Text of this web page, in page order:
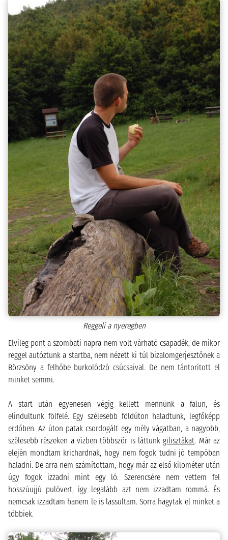
Reggeli a nyeregben
Elvileg pont a szombati napra nem volt várható csapadék, de mikor
reggel autóztunk a startba, nem nézett ki túl bizalomgerjesztőnek a
Börzsöny a felhőbe burkolódzó csúcsaival. De nem tántorított el
minket semmi.
A start után egyenesen végig kellett mennünk a falun, és
elindultunk fölfelé. Egy szélesebb földúton haladtunk, legfőképp
erdőben. Az úton patak csordogált egy mély vágatban, a nagyobb,
szélesebb részeken a vízben többször is láttunkgilisztákat. Már az
elején mondtam krichardnak, hogy nem fogok tudni jó tempóban
haladni. De arra nem számítottam, hogy már az első kilométer után
úgy fogok izzadni mint egy ló. Szerencsére nem vettem fel
hosszúujjú pulóvert, így legalább azt nem izzadtam rommá. És
nemcsak izzadtam hanem le is lassultam. Sorra hagytak el minket a
többiek.